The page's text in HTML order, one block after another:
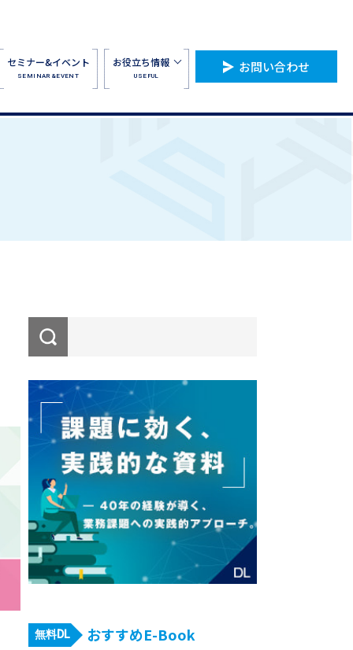
セミナー&イベント
SEMINAR&EVENT
お役立ち情報
USEFUL
お問い合わせ
無料DL おすすめE-Book